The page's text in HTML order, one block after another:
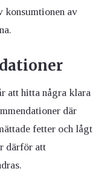
konsumtionen av
att hitta några klara
där
fetter och lågt
därför att